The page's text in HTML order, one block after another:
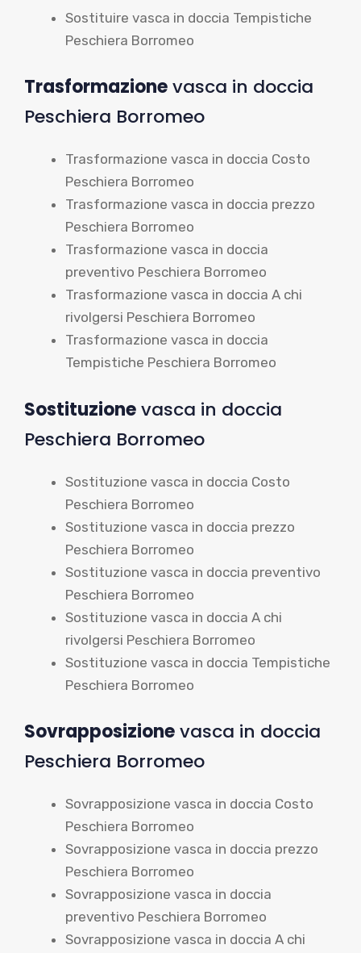
Sostituire vasca in doccia Tempistiche
Peschiera Borromeo
Trasformazionevasca in doccia
Peschiera Borromeo
Trasformazione vasca in doccia Costo
Peschiera Borromeo
Trasformazione vasca in doccia prezzo
Peschiera Borromeo
Trasformazione vasca in doccia
preventivo Peschiera Borromeo
Trasformazione vasca in doccia A chi
rivolgersi Peschiera Borromeo
Trasformazione vasca in doccia
Tempistiche Peschiera Borromeo
Sostituzionevasca in doccia
Peschiera Borromeo
Sostituzione vasca in doccia Costo
Peschiera Borromeo
Sostituzione vasca in doccia prezzo
Peschiera Borromeo
Sostituzione vasca in doccia preventivo
Peschiera Borromeo
Sostituzione vasca in doccia A chi
rivolgersi Peschiera Borromeo
Sostituzione vasca in doccia Tempistiche
Peschiera Borromeo
Sovrapposizionevasca in doccia
Peschiera Borromeo
Sovrapposizione vasca in doccia Costo
Peschiera Borromeo
Sovrapposizione vasca in doccia prezzo
Peschiera Borromeo
Sovrapposizione vasca in doccia
preventivo Peschiera Borromeo
Sovrapposizione vasca in doccia A chi